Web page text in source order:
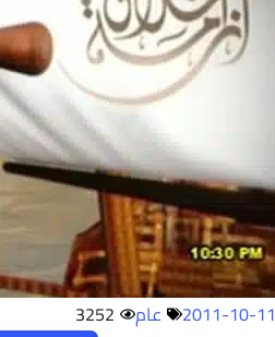
2011-10-11 عام 3252